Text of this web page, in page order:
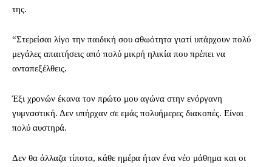
της.
“Στερείσαι λίγο την παιδική σου αθωότητα γιατί υπάρχουν πολύ
μεγάλες απαιτήσεις από πολύ μικρή ηλικία που πρέπει να
ανταπεξέλθεις.
Έξι χρονών έκανα τον πρώτο μου αγώνα στην ενόργανη
γυμναστική. Δεν υπήρχαν σε εμάς πολυήμερες διακοπές. Είναι
πολύ αυστηρά.
Δεν θα άλλαζα τίποτα, κάθε ημέρα ήταν ένα νέο μάθημα και οι